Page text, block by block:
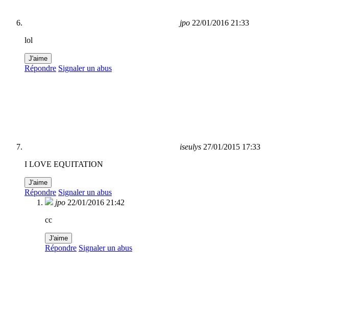
jpo 22/01/2016 21:33
lol
J'aime
Répondre Signaler un abus
iseulys 27/01/2015 17:33
I LOVE EQUITATION
J'aime
Répondre Signaler un abus
jpo 22/01/2016 21:42
cc
J'aime
Répondre Signaler un abus